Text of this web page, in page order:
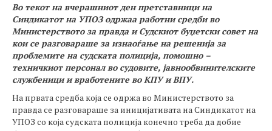
Во текот на вчерашниот ден претставници на
Синдикатот на УПОЗ одржаа работни средби во
Министерството за правда и Судскиот буџетски совет на
кои се разговараше за изнаоѓање на решенија за
проблемите на судската полиција, помошно –
техничкиот персонал во судовите, јавнообвинителските
службеници и вработените во КПУ и ВПУ.
На првата средба која се одржа во Министерството за
правда се разговараше за иницијативата на Синдикатот на
УПОЗ со која судската полиција конечно треба да добие